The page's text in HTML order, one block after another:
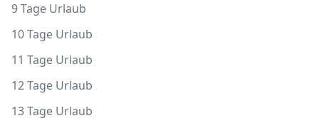
9 Tage Urlaub
10 Tage Urlaub
11 Tage Urlaub
12 Tage Urlaub
13 Tage Urlaub